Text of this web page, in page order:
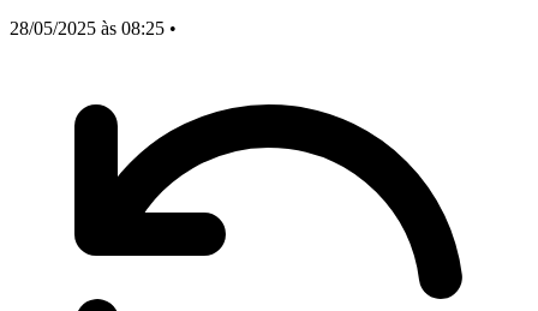
28/05/2025 às 08:25 •